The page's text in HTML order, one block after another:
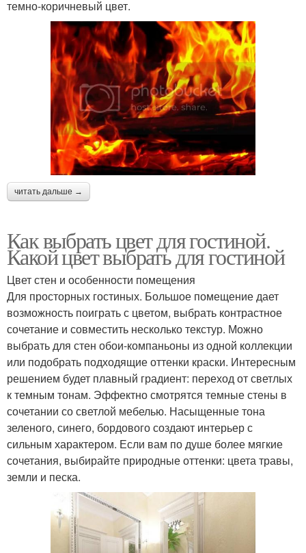
темно-коричневый цвет.
читать дальше →
Как выбрать цвет для гостиной.
Какой цвет выбрать для гостиной
Цвет стен и особенности помещения
Для просторных гостиных. Большое помещение дает
возможность поиграть с цветом, выбрать контрастное
сочетание и совместить несколько текстур. Можно
выбрать для стен обои-компаньоны из одной коллекции
или подобрать подходящие оттенки краски. Интересным
решением будет плавный градиент: переход от светлых
к темным тонам. Эффектно смотрятся темные стены в
сочетании со светлой мебелью. Насыщенные тона
зеленого, синего, бордового создают интерьер с
сильным характером. Если вам по душе более мягкие
сочетания, выбирайте природные оттенки: цвета травы,
земли и песка.